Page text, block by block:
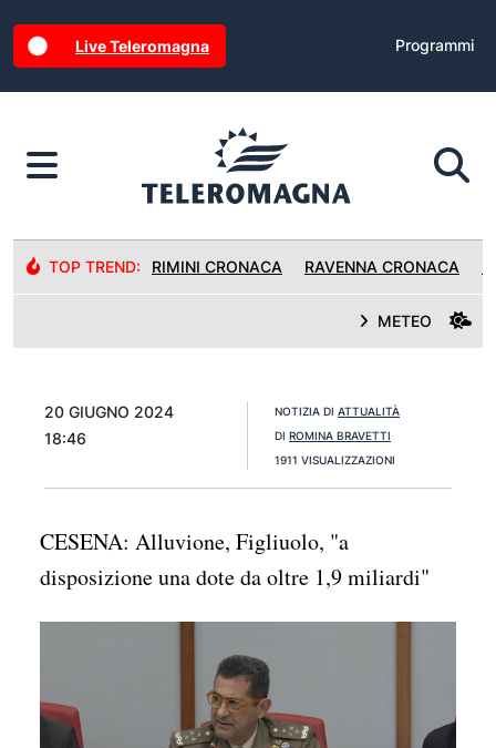
Live Teleromagna Programmi
TOP TREND: RIMINI CRONACA RAVENNA CRONACA
METEO
20 GIUGNO 2024
18:46
NOTIZIA DI ATTUALITÀ
DI ROMINA BRAVETTI
1911 VISUALIZZAZIONI
CESENA: Alluvione, Figliuolo, "a
disposizione una dote da oltre 1,9 miliardi"